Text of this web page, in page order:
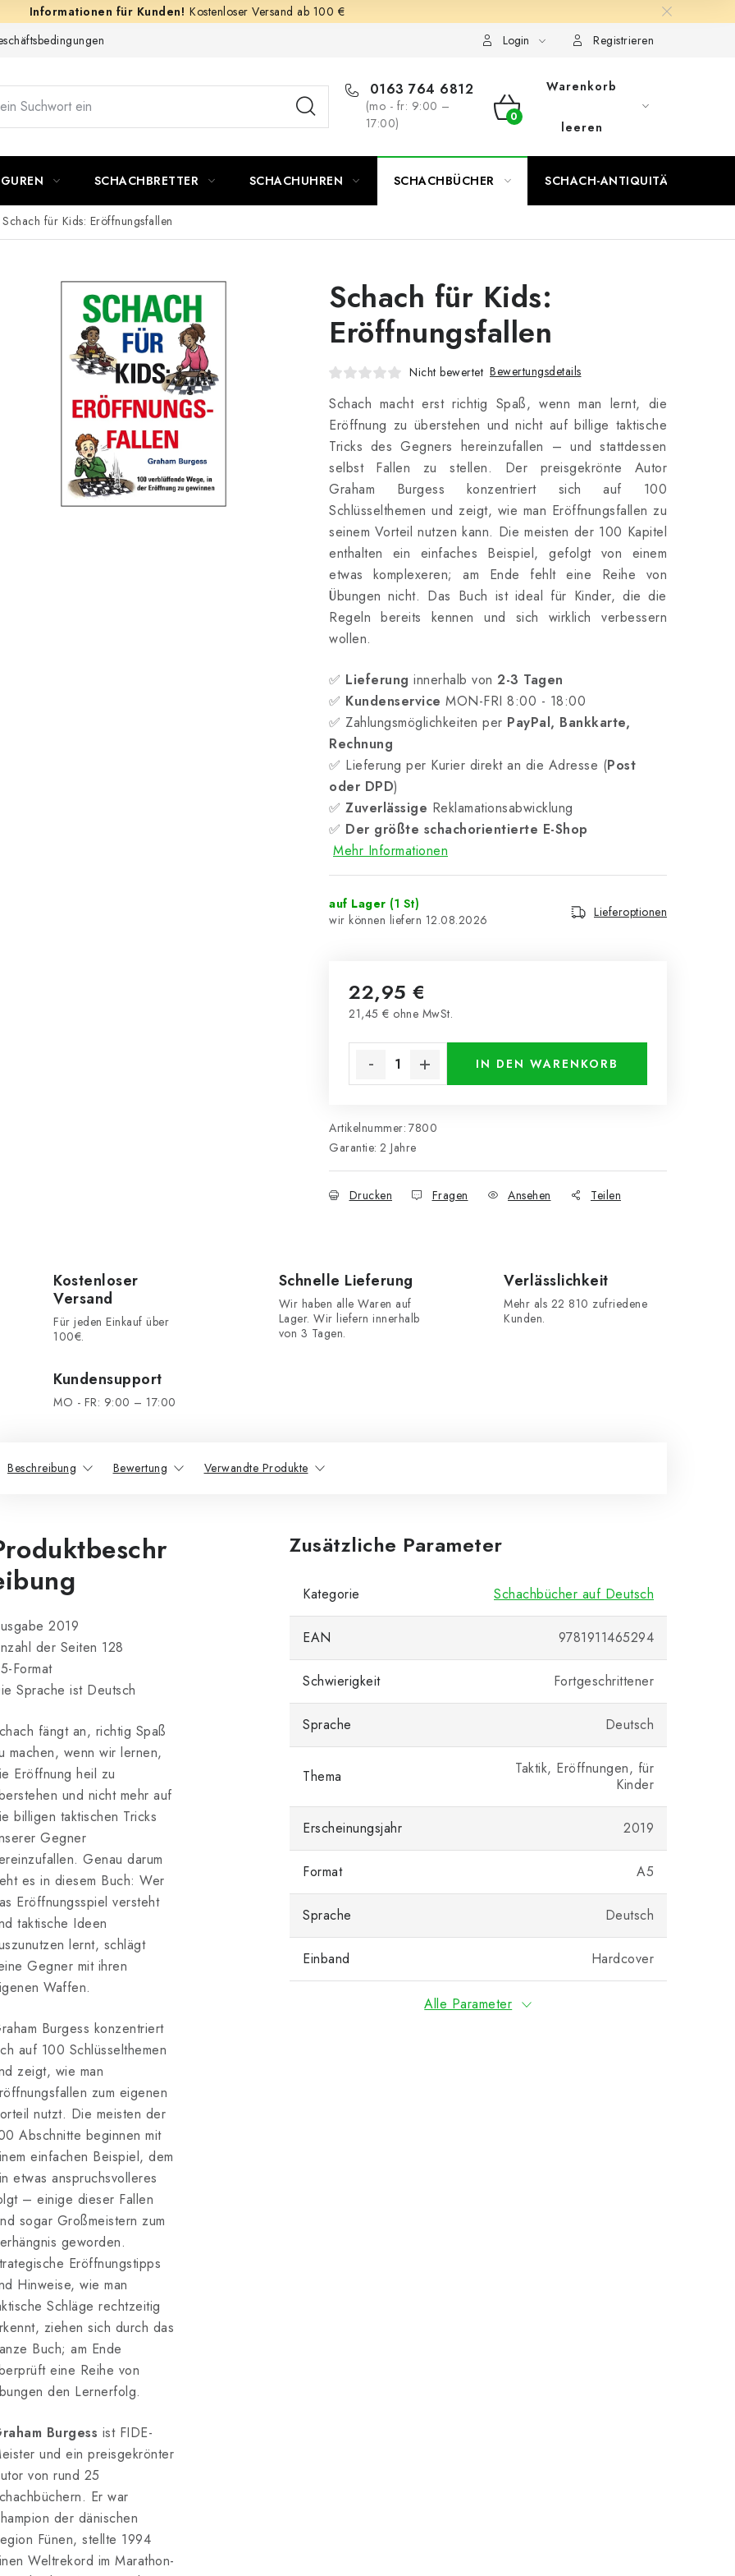
Kostenloser Versand ab 100 €
Login Registrieren
0163 764 6812
(mo - fr: 9:00 –
17:00)
WARENKORB
Warenkorb
leeren
SCHACHBRETTER SCHACHUHREN SCHACHBÜCHER SCHACH-ANTIQUITÄTENLADEN
Schach für Kids: Eröffnungsfallen
Schach für Kids:
Eröffnungsfallen
Nicht bewertet Bewertungsdetails
Schach macht erst richtig Spaß, wenn man lernt, die
Eröffnung zu überstehen und nicht auf billige taktische
Tricks des Gegners hereinzufallen – und stattdessen
selbst Fallen zu stellen. Der preisgekrönte Autor
Graham Burgess konzentriert sich auf 100
Schlüsselthemen und zeigt, wie man Eröffnungsfallen zu
seinem Vorteil nutzen kann. Die meisten der 100 Kapitel
enthalten ein einfaches Beispiel, gefolgt von einem
etwas komplexeren; am Ende fehlt eine Reihe von
Übungen nicht. Das Buch ist ideal für Kinder, die die
Regeln bereits kennen und sich wirklich verbessern
wollen.
✅ Lieferung innerhalb von 2-3 Tagen
✅ Kundenservice MON-FRI 8:00 - 18:00
✅ Zahlungsmöglichkeiten per PayPal, Bankkarte,
Rechnung
✅ Lieferung per Kurier direkt an die Adresse (Post
oder DPD)
✅ Zuverlässige Reklamationsabwicklung
✅ Der größte schachorientierte E-Shop
Mehr Informationen
auf Lager (1 St)
12.08.2026
Lieferoptionen
22,95 €
21,45 € ohne MwSt.
IN DEN WARENKORB
Artikelnummer: 7800
Garantie: 2 Jahre
Drucken Fragen Ansehen Teilen
Kostenloser
Versand
Für jeden Einkauf über
100€.
Schnelle Lieferung
Wir haben alle Waren auf
Lager. Wir liefern innerhalb
von 3 Tagen.
Verlässlichkeit
Mehr als 22 810 zufriedene
Kunden.
Kundensupport
MO - FR: 9:00 – 17:00
Beschreibung Bewertung Verwandte Produkte
2019
der Seiten 128
Format
Sprache ist Deutsch
fängt an, richtig Spaß
machen, wenn wir lernen,
Eröffnung heil zu
und nicht mehr auf
billigen taktischen Tricks
Gegner
Genau darum
es in diesem Buch: Wer
Eröffnungsspiel versteht
taktische Ideen
lernt, schlägt
Gegner mit ihren
Waffen.
Burgess konzentriert
auf 100 Schlüsselthemen
zeigt, wie man
zum eigenen
nutzt. Die meisten der
Abschnitte beginnen mit
einfachen Beispiel, dem
etwas anspruchsvolleres
– einige dieser Fallen
sogar Großmeistern zum
geworden.
Eröffnungstipps
Hinweise, wie man
Schläge rechtzeitig
ziehen sich durch das
Buch; am Ende
eine Reihe von
den Lernerfolg.
Burgess ist FIDE-
und ein preisgekrönter
von rund 25
Er war
der dänischen
Fünen, stellte 1994
Weltrekord im Marathon-
Zusätzliche Parameter
Kategorie Schachbücher auf Deutsch
EAN 9781911465294
Schwierigkeit Fortgeschrittener
Sprache Deutsch
Thema
Taktik, Eröffnungen, für
Kinder
Erscheinungsjahr 2019
Format A5
Sprache Deutsch
Einband Hardcover
Alle Parameter